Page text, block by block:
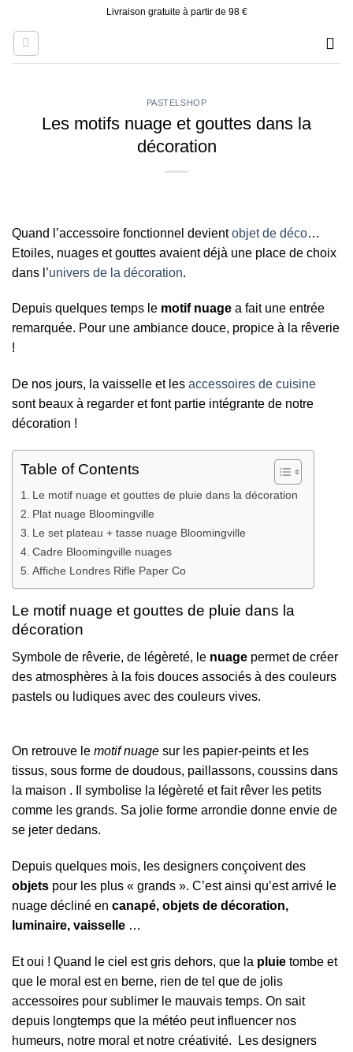
content
Livraison gratuite à partir de 98 €
PASTELSHOP
Les motifs nuage et gouttes dans la
décoration
Quand l’accessoire fonctionnel devientobjet de déco…
Etoiles, nuages et gouttes avaient déjà une place de choix
dans l’univers de la décoration.
Depuis quelques temps le motif nuage a fait une entrée
remarquée. Pour une ambiance douce, propice à la rêverie
!
De nos jours, la vaisselle et les accessoires de cuisine
sont beaux à regarder et font partie intégrante de notre
décoration !
Table of Contents
Le motif nuage et gouttes de pluie dans la décoration
Plat nuage Bloomingville
Le set plateau + tasse nuage Bloomingville
Cadre Bloomingville nuages
Affiche Londres Rifle Paper Co
Le motif nuage et gouttes de pluie dans la
décoration
Symbole de rêverie, de légèreté, le nuage permet de créer
des atmosphères à la fois douces associés à des couleurs
pastels ou ludiques avec des couleurs vives.
On retrouve le motif nuage sur les papier-peints et les
tissus, sous forme de doudous, paillassons, coussins dans
la maison . Il symbolise la légèreté et fait rêver les petits
comme les grands. Sa jolie forme arrondie donne envie de
se jeter dedans.
Depuis quelques mois, les designers conçoivent des
objets pour les plus « grands ». C’est ainsi qu’est arrivé le
nuage décliné en canapé, objets de décoration,
luminaire, vaisselle …
Et oui ! Quand le ciel est gris dehors, que la pluie tombe et
que le moral est en berne, rien de tel que de jolis
accessoires pour sublimer le mauvais temps. On sait
depuis longtemps que la météo peut influencer nos
humeurs, notre moral et notre créativité. Les designers